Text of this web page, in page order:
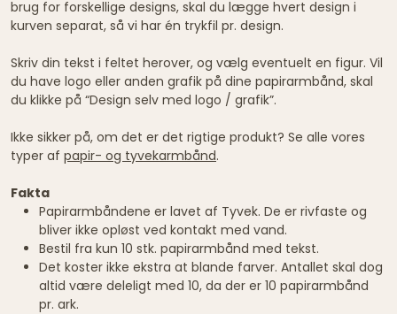
brug for forskellige designs, skal du lægge hvert design i
kurven separat, så vi har én trykfil pr. design.
Skriv din tekst i feltet herover, og vælg eventuelt en figur. Vil
du have logo eller anden grafik på dine papirarmbånd, skal
du klikke på “Design selv med logo / grafik”.
Ikke sikker på, om det er det rigtige produkt? Se alle vores
typer af papir- og tyvekarmbånd.
Fakta
Papirarmbåndene er lavet af Tyvek. De er rivfaste og
bliver ikke opløst ved kontakt med vand.
Bestil fra kun 10 stk. papirarmbånd med tekst.
Det koster ikke ekstra at blande farver. Antallet skal dog
altid være deleligt med 10, da der er 10 papirarmbånd
pr. ark.